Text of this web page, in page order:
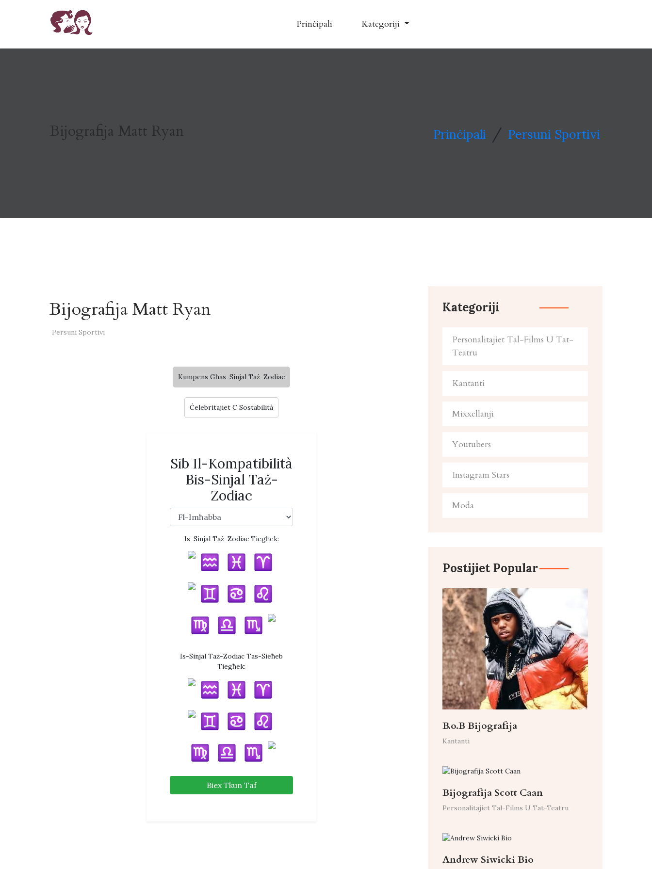
Prinċipali Kategoriji
Bijografija Matt Ryan Prinċipali / Persuni Sportivi
Bijografija Matt Ryan
Persuni Sportivi
Kumpens Għas-Sinjal Taż-Zodiac
Ċelebritajiet C Sostabilità
Sib Il-Kompatibilità
Bis-Sinjal Taż-
Zodiac
Is-Sinjal Taż-Zodiac Tiegħek:
Is-Sinjal Taż-Zodiac Tas-Sieħeb
Tiegħek:
Biex Tkun Taf
Kategoriji
Personalitajiet Tal-Films U Tat-
Teatru
Kantanti
Mixxellanji
Youtubers
Instagram Stars
Moda
Postijiet Popular
B.o.B Bijografija
Kantanti
Bijografija Scott Caan
Personalitajiet Tal-Films U Tat-Teatru
Andrew Siwicki Bio